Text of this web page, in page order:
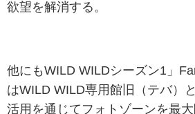
欲望を解消する。
他にもWILD WILDシーズン1」
はWILD WILD専用館旧（テバ）
活用を通じてフォトゾーンを最